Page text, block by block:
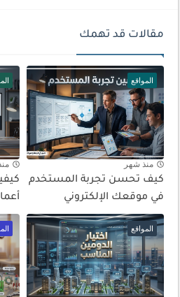
مقالات قد تهمك
المواقع
منذ شهر
كيف تحسن تجربة المستخدم
في موقعك الإلكتروني
المواقع